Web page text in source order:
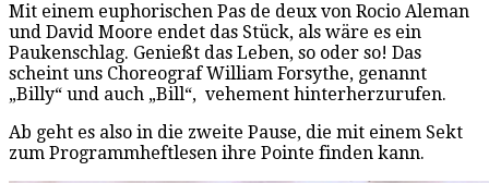
Mit einem euphorischen Pas de deux von Rocio Aleman
und David Moore endet das Stück, als wäre es ein
Paukenschlag. Genießt das Leben, so oder so! Das
scheint uns Choreograf William Forsythe, genannt
„Billy“ und auch „Bill“, vehement hinterherzurufen.
Ab geht es also in die zweite Pause, die mit einem Sekt
zum Programmheftlesen ihre Pointe finden kann.